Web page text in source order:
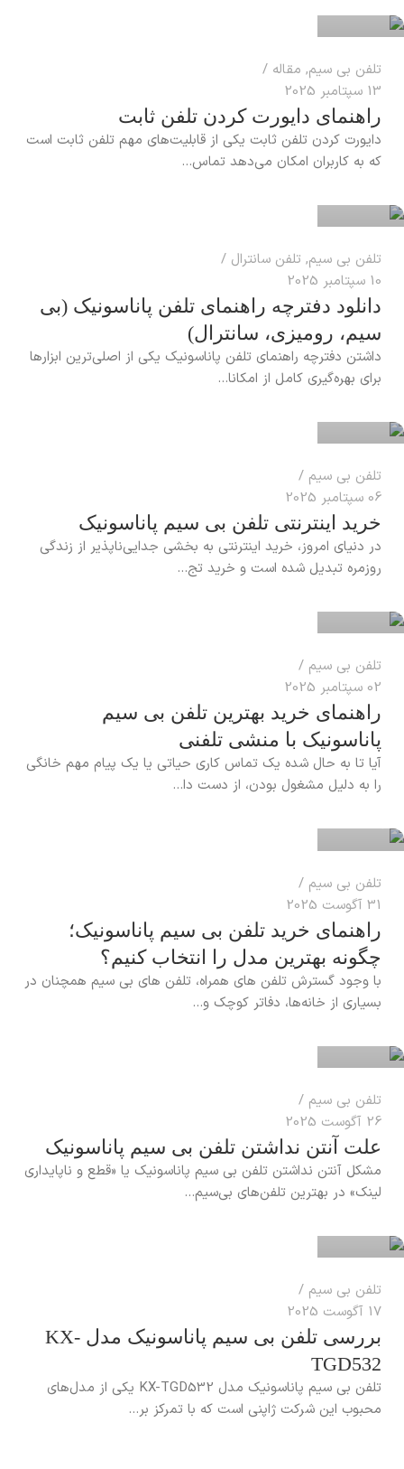
0
تلفن بی سیم, مقاله
13 سپتامبر 2025
راهنمای دایورت کردن تلفن ثابت
دایورت کردن تلفن ثابت یکی از قابلیت‌های مهم تلفن ثابت است
که به کاربران امکان می‌دهد تماس‌...
reza
0
تلفن بی سیم, تلفن سانترال
10 سپتامبر 2025
دانلود دفترچه راهنمای تلفن پاناسونیک (بی
سیم، رومیزی، سانترال)
داشتن دفترچه راهنمای تلفن پاناسونیک یکی از اصلی‌ترین ابزارها
برای بهره‌گیری کامل از امکانا...
reza
0
تلفن بی سیم
06 سپتامبر 2025
خرید اینترنتی تلفن بی سیم پاناسونیک
در دنیای امروز، خرید اینترنتی به بخشی جدایی‌ناپذیر از زندگی
روزمره تبدیل شده است و خرید تج...
reza
0
تلفن بی سیم
02 سپتامبر 2025
راهنمای خرید بهترین تلفن بی سیم
پاناسونیک با منشی تلفنی
آیا تا به حال شده یک تماس کاری حیاتی یا یک پیام مهم خانگی
را به دلیل مشغول بودن، از دست دا...
reza
0
تلفن بی سیم
31 آگوست 2025
راهنمای خرید تلفن بی‌ سیم پاناسونیک؛
چگونه بهترین مدل را انتخاب کنیم؟
با وجود گسترش تلفن ‌های همراه، تلفن‌ های بی‌ سیم همچنان در
بسیاری از خانه‌ها، دفاتر کوچک و...
reza
0
تلفن بی سیم
26 آگوست 2025
علت آنتن نداشتن تلفن بی سیم پاناسونیک
مشکل آنتن نداشتن تلفن بی سیم پاناسونیک یا «قطع و ناپایداری
لینک» در بهترین تلفن‌های بی‌سیم...
reza
0
تلفن بی سیم
17 آگوست 2025
بررسی تلفن بی سیم پاناسونیک مدل KX-
TGD532
تلفن بی سیم پاناسونیک مدل KX-TGD532 یکی از مدل‌های
محبوب این شرکت ژاپنی است که با تمرکز بر...